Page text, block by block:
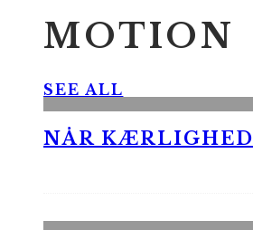
MOTION
SEE ALL
NÅR